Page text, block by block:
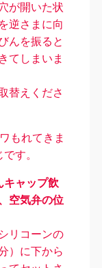
が開いた状
逆さまに向
んを振ると
てしまいま
替えくださ
もれてきま
す。
キャップ飲
空気弁の位
リコーンの
）に下から